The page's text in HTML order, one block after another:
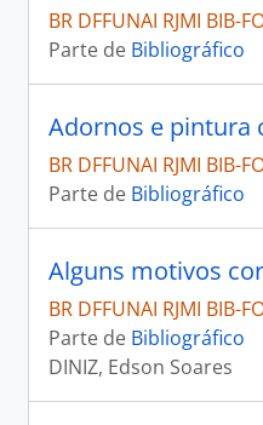
BR DFFUNAI RJMI BIB-
Parte de Bibliográfico
Adornos e pintura
BR DFFUNAI RJMI BIB-
Parte de Bibliográfico
Alguns motivos
BR DFFUNAI RJMI BIB-
Parte de Bibliográfico
DINIZ, Edson Soares